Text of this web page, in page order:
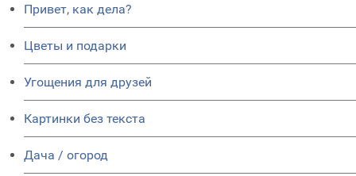
Привет, как дела?
Цветы и подарки
Угощения для друзей
Картинки без текста
Дача / огород